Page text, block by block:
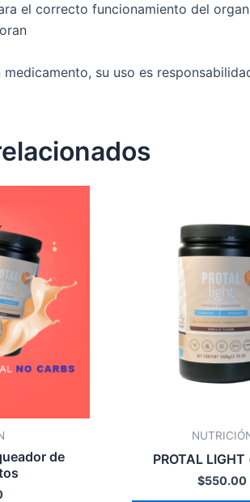
el correcto funcionamiento del
su uso es
de
PROTAL
$550.00